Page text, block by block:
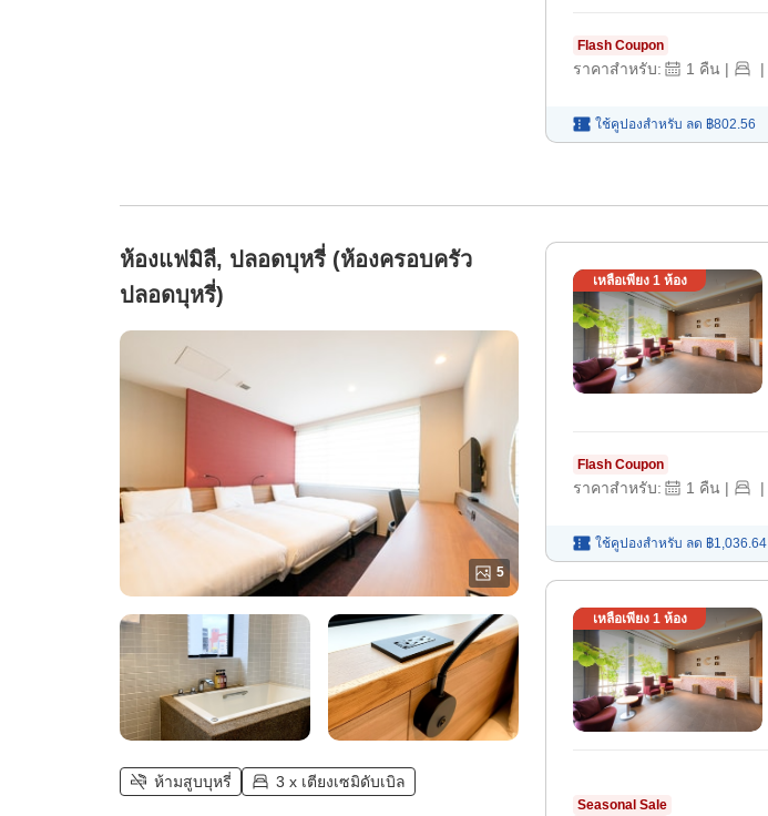
Flash Coupon
ราคาสำหรับ: 1 คืน | |
ใช้คูปองสำหรับ ลด ฿802.56
ห้องแฟมิลี, ปลอดบุหรี่ (ห้องครอบครัว
ปลอดบุหรี่)
5
ห้ามสูบบุหรี่ 3 x เตียงเซมิดับเบิล
เหลือเพียง 1 ห้อง
Flash Coupon
ราคาสำหรับ: 1 คืน | |
ใช้คูปองสำหรับ ลด ฿1,036.64
เหลือเพียง 1 ห้อง
Seasonal Sale